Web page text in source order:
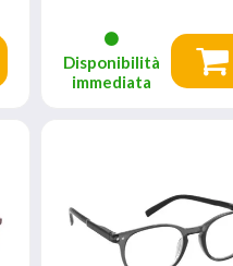
Disponibilità
immediata